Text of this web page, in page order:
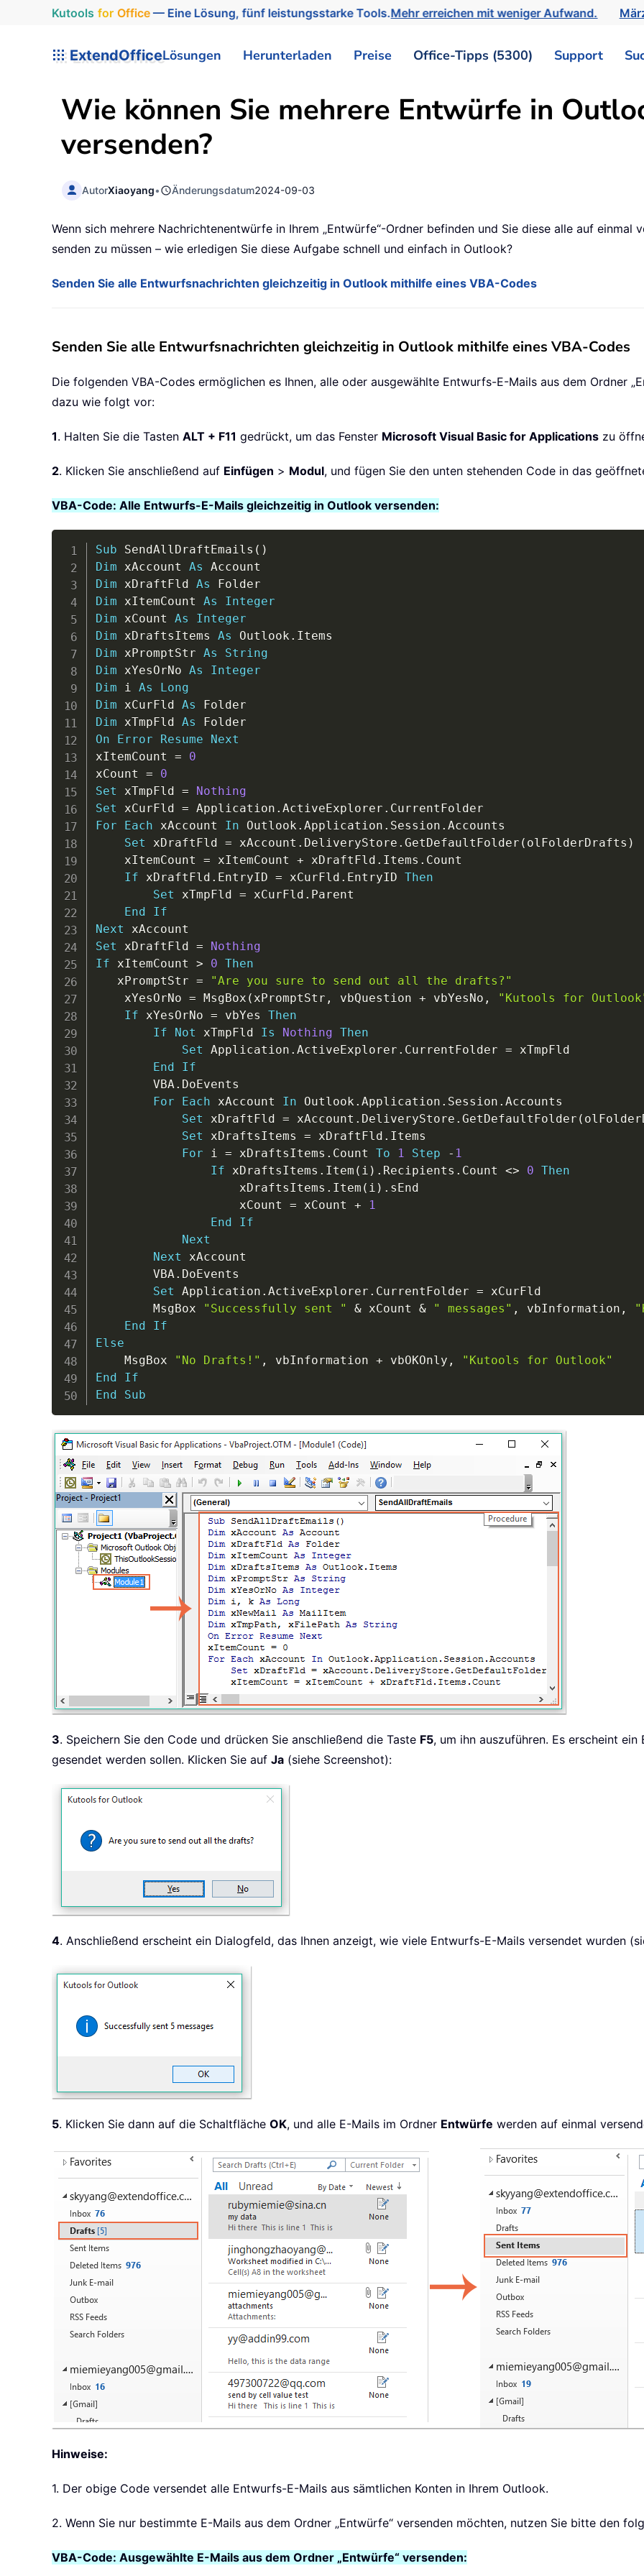
Kutools for Office— Eine Lösung, fünf leistungsstarke Tools.Mehr erreichen mit weniger Aufwand.
ExtendOfficeLösungen Herunterladen Preise Office-Tipps (5300) Support
Wie können Sie mehrere Entwürfe in
versenden?
AutorXiaoyang• Änderungsdatum2024-09-03
Wenn sich mehrere Nachrichtenentwürfe in Ihrem „Entwürfe“-Ordner befinden und Sie diese alle auf einmal
senden zu müssen – wie erledigen Sie diese Aufgabe schnell und einfach in Outlook?
Senden Sie alle Entwurfsnachrichten gleichzeitig in Outlook mithilfe eines VBA-Codes
Senden Sie alle Entwurfsnachrichten gleichzeitig in Outlook mithilfe eines VBA-Codes
Die folgenden VBA-Codes ermöglichen es Ihnen, alle oder ausgewählte Entwurfs-E-Mails aus dem Ordner
dazu wie folgt vor:
1. Halten Sie die Tasten ALT + F11 gedrückt, um das Fenster Microsoft Visual Basic for Applications zu
2. Klicken Sie anschließend auf Einfügen > Modul, und fügen Sie den unten stehenden Code in das
VBA-Code: Alle Entwurfs-E-Mails gleichzeitig in Outlook versenden:
Sub SendAllDraftEmails ( )
Dim xAccount As
Dim xDraftFld As
Dim xItemCount As
Integer
Dim xCount As
Integer
Dim xDraftsItems As Outlook .
Dim xPromptStr As
String
Dim xYesOrNo As
Integer
Dim i As
Long
Dim xCurFld As
Dim xTmpFld As
On
Error Resume
Next
xItemCount =
0
xCount =
0
Set xTmpFld =
Nothing
Set xCurFld = Application . ActiveExplorer .
For
Each xAccount In Outlook . Application . Session . Accounts
Set xDraftFld = xAccount . DeliveryStore . GetDefaultFolder ( olFolderDrafts )
    xItemCount
= xItemCount + xDraftFld . Items . Count
If xDraftFld . EntryID = xCurFld . EntryID Then
Set xTmpFld = xCurFld . Parent
End
If
Next
Set xDraftFld =
Nothing
If xItemCount > 0 Then
   xPromptStr
=
"Are you sure to send out all the drafts?"
    xYesOrNo
= MsgBox ( xPromptStr , vbQuestion + vbYesNo , "Kutools for
If xYesOrNo = vbYes Then
If
Not xTmpFld Is Nothing Then
Set Application . ActiveExplorer . CurrentFolder = xTmpFld
End
If
        VBA
. DoEvents
For
Each xAccount In Outlook . Application . Session . Accounts
Set xDraftFld = xAccount . DeliveryStore . GetDefaultFolder (
Set xDraftsItems = xDraftFld . Items
For i = xDraftsItems . Count To 1 Step - 1
If xDraftsItems . Item ( i ) . Recipients . Count <> 0 Then
                    xDraftsItems
. Item ( i ) . sEnd
                    xCount
= xCount +
1
End
If
Next
Next xAccount
        VBA
. DoEvents
Set Application . ActiveExplorer . CurrentFolder = xCurFld
        MsgBox
"Successfully sent " & xCount & " messages" , vbInformation ,
End
If
Else
    MsgBox
"No Drafts!" , vbInformation + vbOKOnly ,
"Kutools for Outlook"
End
If
End
Sub
3. Speichern Sie den Code und drücken Sie anschließend die Taste F5, um ihn auszuführen. Es erscheint
gesendet werden sollen. Klicken Sie auf Ja (siehe Screenshot):
4. Anschließend erscheint ein Dialogfeld, das Ihnen anzeigt, wie viele Entwurfs-E-Mails versendet wurden
5. Klicken Sie dann auf die Schaltfläche OK, und alle E-Mails im Ordner Entwürfe werden auf einmal
Hinweise:
1. Der obige Code versendet alle Entwurfs-E-Mails aus sämtlichen Konten in Ihrem Outlook.
2. Wenn Sie nur bestimmte E-Mails aus dem Ordner „Entwürfe“ versenden möchten, nutzen Sie bitte den
VBA-Code: Ausgewählte E-Mails aus dem Ordner „Entwürfe“ versenden: